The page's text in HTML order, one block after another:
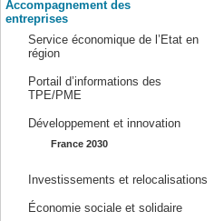
Accompagnement des
entreprises
Service économique de l’Etat en
région
Portail d’informations des
TPE/PME
Développement et innovation
France 2030
Investissements et relocalisations
Économie sociale et solidaire